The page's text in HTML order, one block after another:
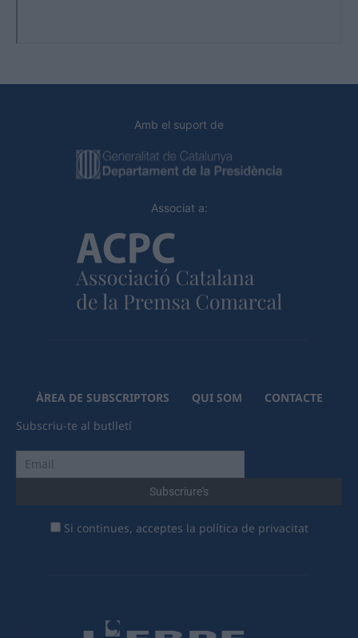
Amb el suport de
Associat a:
ÀREA DE SUBSCRIPTORS QUI SOM
CONTACTE
Subscriu-te al butlletí
Si continues, acceptes la política de privacitat